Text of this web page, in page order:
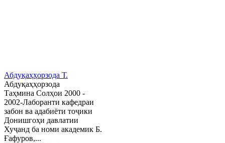
Абдуқаҳҳорзода Т.
Абдуқаҳҳорзода
Таҳмина Солҳои 2000 -
2002-Лаборанти кафедраи
забон ва адабиёти тоҷики
Донишгоҳи давлатии
Хуҷанд ба номи академик Б.
Ғафуров,...